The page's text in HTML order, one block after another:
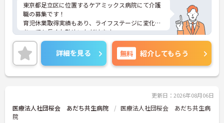
東京都足立区に位置するケアミックス病院にて介護
職の募集です！
育児休業取得実績もあり、ライフステージに変化が
あっても長くお勤めいただけます。
ご興味ある方には、面接対策ポイントなど、さらに
詳細をお話しいたしますのでお気軽にご相談くださ
い！
詳細を見る 無料 紹介してもらう
更新日：2026年08月06日
医療法人社団桜会 あだち共生病院
医療法人社団桜会 あだち共生病
院